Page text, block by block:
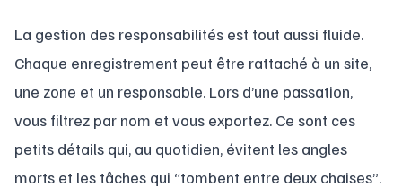
La gestion des responsabilités est tout aussi fluide.
Chaque enregistrement peut être rattaché à un site,
une zone et un responsable. Lors d’une passation,
vous filtrez par nom et vous exportez. Ce sont ces
petits détails qui, au quotidien, évitent les angles
morts et les tâches qui “tombent entre deux chaises”.